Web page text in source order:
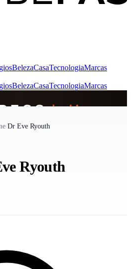
BelezaCasaTecnologiaMarcas
BelezaCasaTecnologiaMarcas
/Dr Eve Ryouth
Ryouth